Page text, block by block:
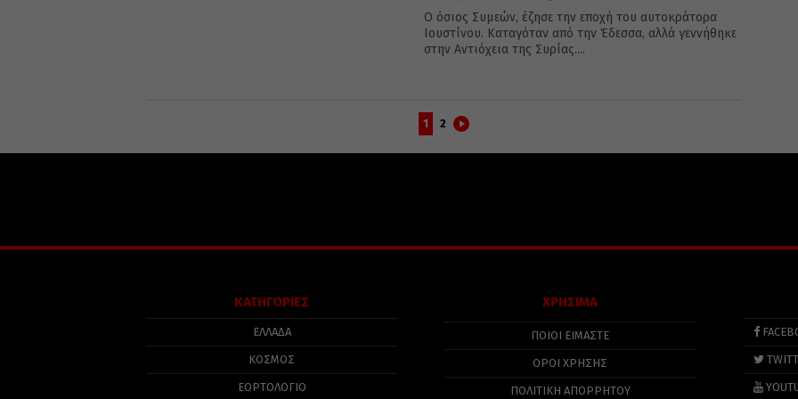
Ο όσιος Συμεών, έζησε την εποχή του αυτοκράτορα
Ιουστίνου. Καταγόταν από την Έδεσσα, αλλά γεννήθηκε
στην Αντιόχεια της Συρίας....
1 2
ΚΑΤΗΓΟΡΙΕΣ
ΕΛΛΑΔΑ
ΚΟΣΜΟΣ
ΕΟΡΤΟΛΟΓΙΟ
ΧΡΗΣΙΜΑ
ΠΟΙΟΙ ΕΙΜΑΣΤΕ
ΟΡΟΙ ΧΡΗΣΗΣ
ΠΟΛΙΤΙΚΉ ΑΠΟΡΡΉΤΟΥ